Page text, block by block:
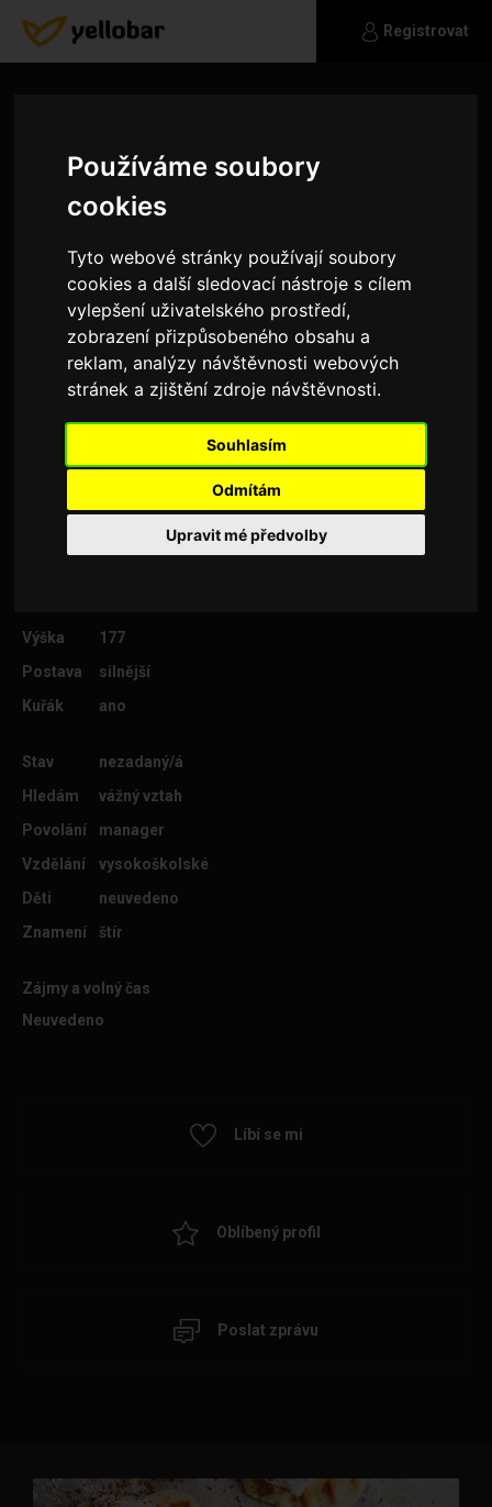
Používáme soubory
cookies
Tyto webové stránky používají soubory
cookies a další sledovací nástroje s cílem
vylepšení uživatelského prostředí,
zobrazení přizpůsobeného obsahu a
reklam, analýzy návštěvnosti webových
stránek a zjištění zdroje návštěvnosti.
Souhlasím
Odmítám
Upravit mé předvolby
Registrovat
build
Hledám a nemůžu najít
Výška
177
Postava
silnější
Kuřák
ano
Stav
nezadaný/á
Hledám
vážný vztah
Povolání
manager
Vzdělání
vysokoškolské
Děti
neuvedeno
Znamení
štír
Zájmy a volný čas
Neuvedeno
Líbí se mi
Oblíbený profil
Poslat zprávu